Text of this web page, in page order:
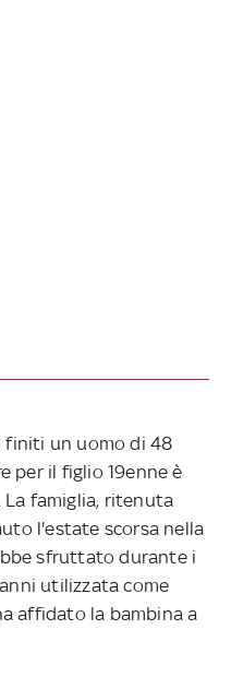
finiti un uomo di 48
per il figlio 19enne è
famiglia, ritenuta
l'estate scorsa nella
sfruttato durante i
utilizzata come
affidato la bambina a